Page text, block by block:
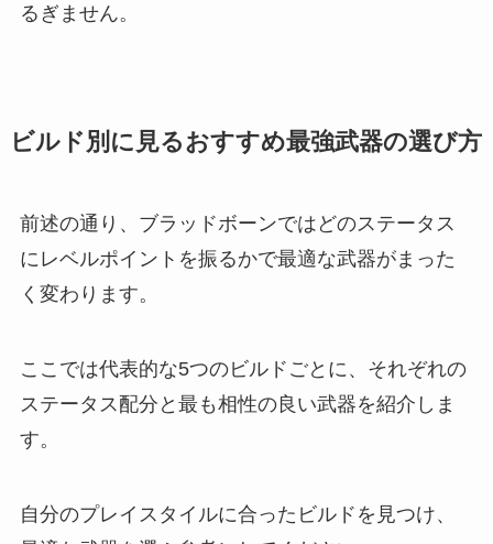
るぎません。
ビルド別に見るおすすめ最強武器の選び方
前述の通り、ブラッドボーンではどのステータス
にレベルポイントを振るかで最適な武器がまった
く変わります。
ここでは代表的な5つのビルドごとに、それぞれの
ステータス配分と最も相性の良い武器を紹介しま
す。
自分のプレイスタイルに合ったビルドを見つけ、